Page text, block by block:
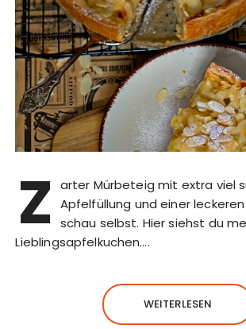
Z
arter Mürbeteig mit extra viel
Apfelfüllung und einer
schau selbst. Hier siehst du
Lieblingsapfelkuchen….
WEITERLESEN